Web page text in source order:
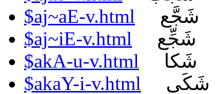
$aj~aE-v.html
شَجَّع
$aj~iE-v.html
شَجِّع
$akA-u-v.html
شَكا
$akaY-i-v.html
شَكَى